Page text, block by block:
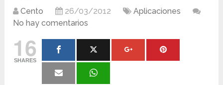
Cento 26/03/2012
Aplicaciones
No hay comentarios
16
SHARES